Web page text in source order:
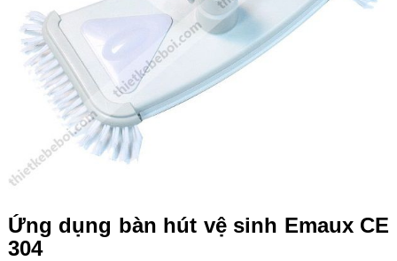
Ứng dụng bàn hút vệ sinh Emaux CE
304